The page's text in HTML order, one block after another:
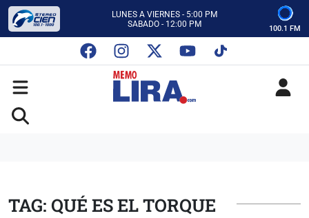
LUNES A VIERNES - 5:00 PM
SABADO - 12:00 PM
CON MEMO LIRA Y SU EQUIPO
LUNES A VIERNES - 5:00 PM
SABADO - 12:00 PM
100.1 FM
TAG: QUÉ ES EL TORQUE